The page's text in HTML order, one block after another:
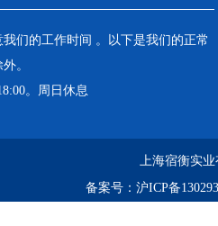
们的工作时间 。以下是我们的正常
。
。周日休息
上海宿衡实
备案号： 沪ICP备